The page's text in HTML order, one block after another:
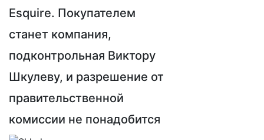
Esquire. Покупателем
станет компания,
подконтрольная Виктору
Шкулеву, и разрешение от
правительственной
комиссии не понадобится